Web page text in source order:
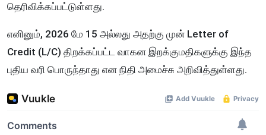
தெரிவிக்கப்பட்டுள்ளது.
எனினும், 2026 மே 15 அல்லது அதற்கு முன் Letter of
Credit (L/C) திறக்கப்பட்ட வாகன இறக்குமதிகளுக்கு இந்த
புதிய வரி பொருந்தாது என நிதி அமைச்சு அறிவித்துள்ளது.